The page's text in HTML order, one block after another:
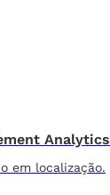
Analytics
em localização.